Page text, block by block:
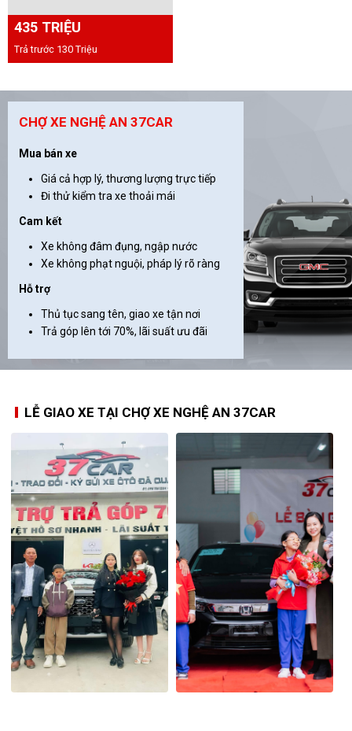
435 TRIỆU
Trả trước 130 Triệu
CHỢ XE NGHỆ AN 37CAR
Mua bán xe
Giá cả hợp lý, thương lượng trực tiếp
Đi thử kiểm tra xe thoải mái
Cam kết
Xe không đâm đụng, ngập nước
Xe không phạt nguội, pháp lý rõ ràng
Hỗ trợ
Thủ tục sang tên, giao xe tận nơi
Trả góp lên tới 70%, lãi suất ưu đãi
LỄ GIAO XE TẠI CHỢ XE NGHỆ AN 37CAR